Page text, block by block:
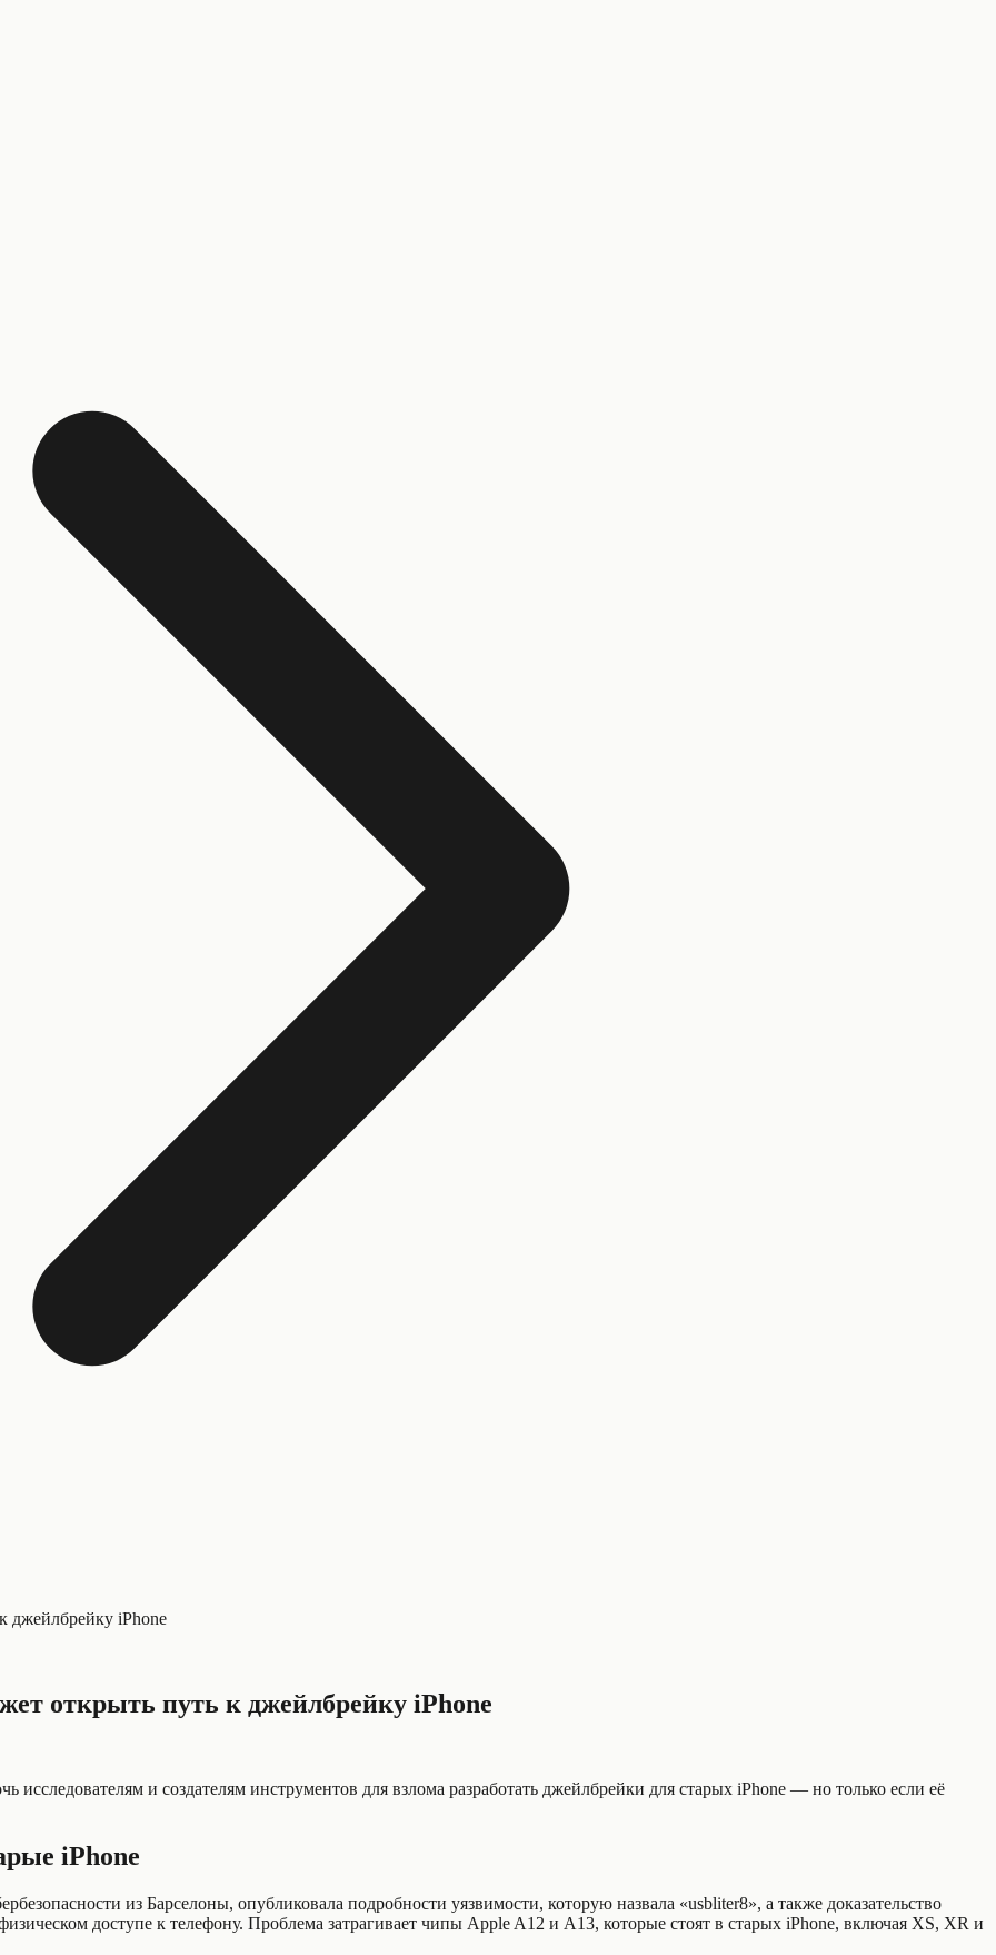
джейлбрейку iPhone
открыть путь к джейлбрейку iPhone
и создателям инструментов для взлома разработать джейлбрейки для старых iPhone — но только если её
iPhone
из Барселоны, опубликовала подробности уязвимости, которую назвала «usbliter8», а также доказательство
доступе к телефону. Проблема затрагивает чипы Apple A12 и A13, которые стоят в старых iPhone, включая XS, XR и